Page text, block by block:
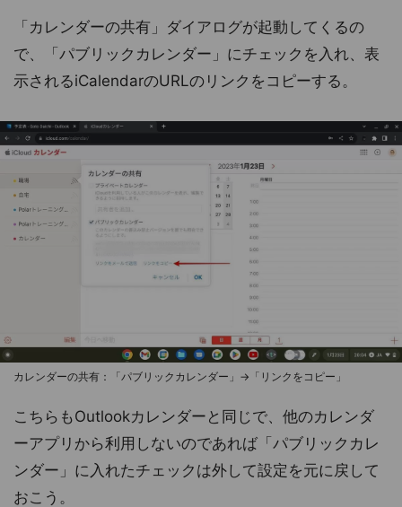
「カレンダーの共有」ダイアログが起動してくるの
で、「パブリックカレンダー」にチェックを入れ、表
示されるiCalendarのURLのリンクをコピーする。
カレンダーの共有：「パブリックカレンダー」→「リンクをコピー」
こちらもOutlookカレンダーと同じで、他のカレンダ
ーアプリから利用しないのであれば「パブリックカレ
ンダー」に入れたチェックは外して設定を元に戻して
おこう。